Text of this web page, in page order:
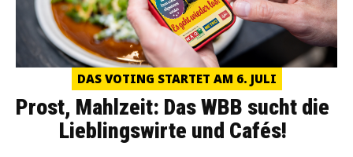
DAS VOTING STARTET AM 6. JULI
Prost, Mahlzeit: Das WBB sucht die
Lieblingswirte und Cafés!